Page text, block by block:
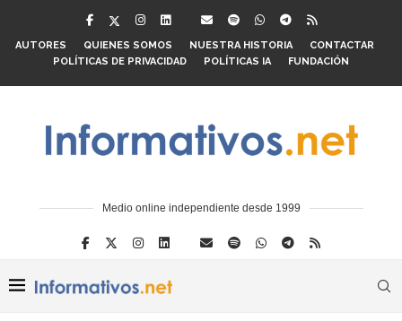
AUTORES QUIENES SOMOS NUESTRA HISTORIA
CONTACTAR
POLÍTICAS DE PRIVACIDAD
POLÍTICAS IA FUNDACIÓN
Medio online independiente desde 1999